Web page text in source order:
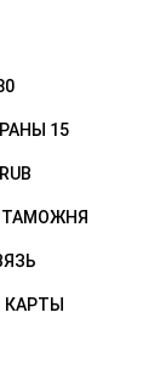
15
ТАМОЖНЯ
КАРТЫ